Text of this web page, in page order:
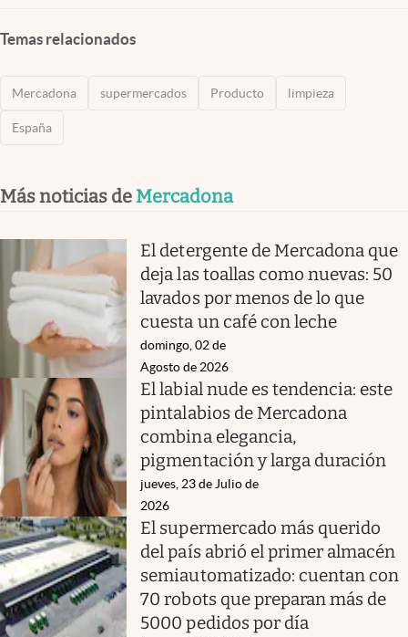
Temas relacionados
Mercadona supermercados Producto limpieza
España
Más noticias de Mercadona
El detergente de Mercadona que
deja las toallas como nuevas: 50
lavados por menos de lo que
cuesta un café con leche
domingo, 02 de
Agosto de 2026
El labial nude es tendencia: este
pintalabios de Mercadona
combina elegancia,
pigmentación y larga duración
jueves, 23 de Julio de
2026
El supermercado más querido
del país abrió el primer almacén
semiautomatizado: cuentan con
70 robots que preparan más de
5000 pedidos por día